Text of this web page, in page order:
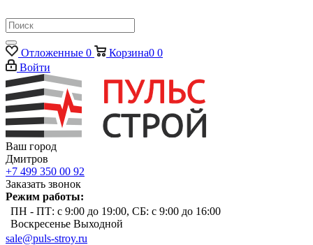
Отложенные 0 Корзина0 0
Войти
Ваш город
Дмитров
+7 499 350 00 92
Заказать звонок
Режим работы:
ПН - ПТ: с 9:00 до 19:00, СБ: с 9:00 до 16:00
Воскресенье Выходной
sale@puls-stroy.ru